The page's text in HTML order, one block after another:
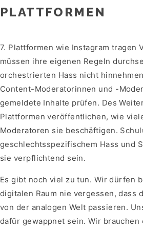
PLATTFORMEN
7. Plattformen wie Instagram tragen
müssen ihre eigenen Regeln
orchestrierten Hass nicht
Content-Moderatorinnen und -
gemeldete Inhalte prüfen. Des
Plattformen veröffentlichen, wie
Moderatoren sie beschäftigen.
geschlechtsspezifischem Hass und
sie verpflichtend sein.
Es gibt noch viel zu tun. Wir dürfen
digitalen Raum nie vergessen, dass
von der analogen Welt passieren.
dafür gewappnet sein. Wir brauchen